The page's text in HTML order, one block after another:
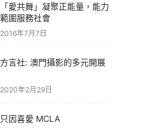
「愛共舞」凝聚正能量，能力
範圍服務社會
2016年7月7日
方言社: 澳門攝影的多元開展
2020年2月29日
只因喜愛 MCLA